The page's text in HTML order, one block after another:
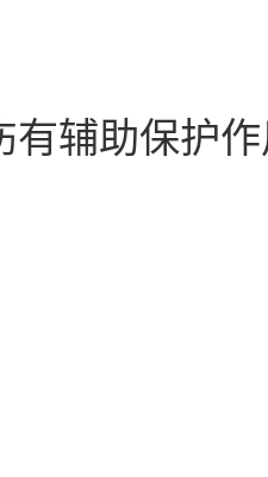
有辅助保护